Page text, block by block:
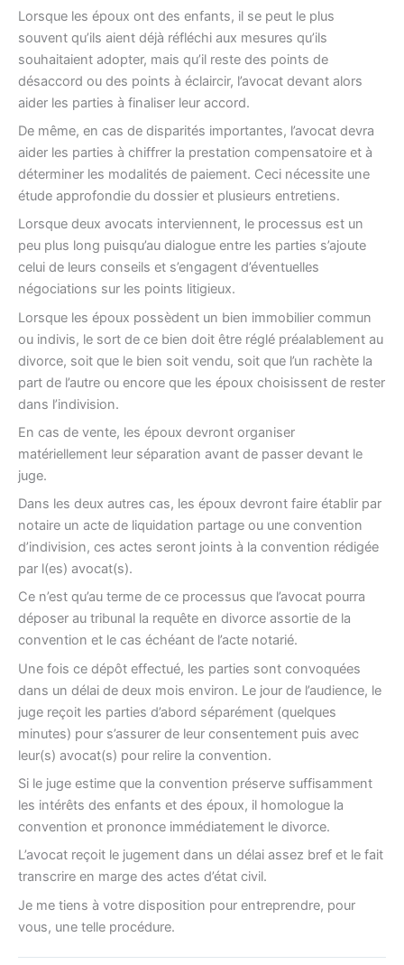
Lorsque les époux ont des enfants, il se peut le plus
souvent qu’ils aient déjà réfléchi aux mesures qu’ils
souhaitaient adopter, mais qu’il reste des points de
désaccord ou des points à éclaircir, l’avocat devant alors
aider les parties à finaliser leur accord.
De même, en cas de disparités importantes, l’avocat devra
aider les parties à chiffrer la prestation compensatoire et à
déterminer les modalités de paiement. Ceci nécessite une
étude approfondie du dossier et plusieurs entretiens.
Lorsque deux avocats interviennent, le processus est un
peu plus long puisqu’au dialogue entre les parties s’ajoute
celui de leurs conseils et s’engagent d’éventuelles
négociations sur les points litigieux.
Lorsque les époux possèdent un bien immobilier commun
ou indivis, le sort de ce bien doit être réglé préalablement au
divorce, soit que le bien soit vendu, soit que l’un rachète la
part de l’autre ou encore que les époux choisissent de rester
dans l’indivision.
En cas de vente, les époux devront organiser
matériellement leur séparation avant de passer devant le
juge.
Dans les deux autres cas, les époux devront faire établir par
notaire un acte de liquidation partage ou une convention
d’indivision, ces actes seront joints à la convention rédigée
par l(es) avocat(s).
Ce n’est qu’au terme de ce processus que l’avocat pourra
déposer au tribunal la requête en divorce assortie de la
convention et le cas échéant de l’acte notarié.
Une fois ce dépôt effectué, les parties sont convoquées
dans un délai de deux mois environ. Le jour de l’audience, le
juge reçoit les parties d’abord séparément (quelques
minutes) pour s’assurer de leur consentement puis avec
leur(s) avocat(s) pour relire la convention.
Si le juge estime que la convention préserve suffisamment
les intérêts des enfants et des époux, il homologue la
convention et prononce immédiatement le divorce.
L’avocat reçoit le jugement dans un délai assez bref et le fait
transcrire en marge des actes d’état civil.
Je me tiens à votre disposition pour entreprendre, pour
vous, une telle procédure.